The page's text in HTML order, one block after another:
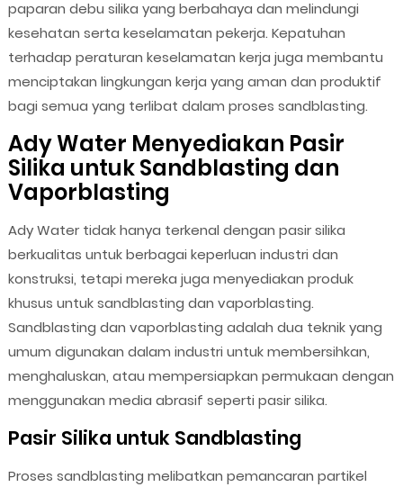
paparan debu silika yang berbahaya dan melindungi
kesehatan serta keselamatan pekerja. Kepatuhan
terhadap peraturan keselamatan kerja juga membantu
menciptakan lingkungan kerja yang aman dan produktif
bagi semua yang terlibat dalam proses sandblasting.
Ady Water Menyediakan Pasir
Silika untuk Sandblasting dan
Vaporblasting
Ady Water tidak hanya terkenal dengan pasir silika
berkualitas untuk berbagai keperluan industri dan
konstruksi, tetapi mereka juga menyediakan produk
khusus untuk sandblasting dan vaporblasting.
Sandblasting dan vaporblasting adalah dua teknik yang
umum digunakan dalam industri untuk membersihkan,
menghaluskan, atau mempersiapkan permukaan dengan
menggunakan media abrasif seperti pasir silika.
Pasir Silika untuk Sandblasting
Proses sandblasting melibatkan pemancaran partikel